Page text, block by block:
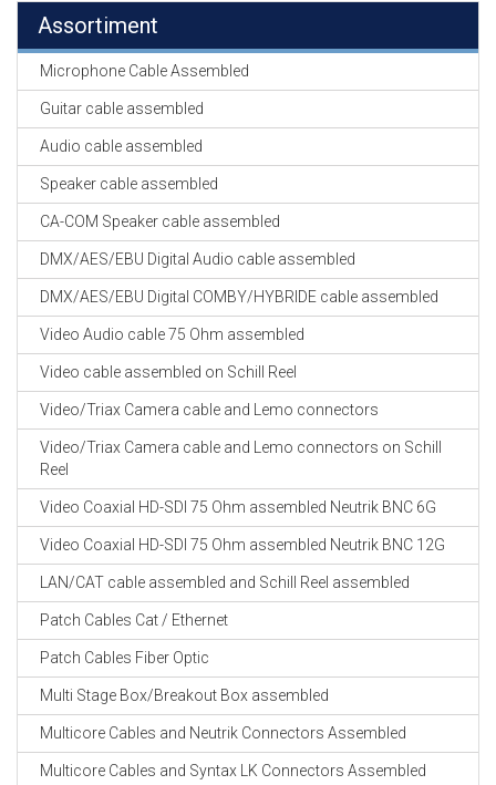
Assortiment
Microphone Cable Assembled
Guitar cable assembled
Audio cable assembled
Speaker cable assembled
CA-COM Speaker cable assembled
DMX/AES/EBU Digital Audio cable assembled
DMX/AES/EBU Digital COMBY/HYBRIDE cable assembled
Video Audio cable 75 Ohm assembled
Video cable assembled on Schill Reel
Video/Triax Camera cable and Lemo connectors
Video/Triax Camera cable and Lemo connectors on Schill
Reel
Video Coaxial HD-SDI 75 Ohm assembled Neutrik BNC 6G
Video Coaxial HD-SDI 75 Ohm assembled Neutrik BNC 12G
LAN/CAT cable assembled and Schill Reel assembled
Patch Cables Cat / Ethernet
Patch Cables Fiber Optic
Multi Stage Box/Breakout Box assembled
Multicore Cables and Neutrik Connectors Assembled
Multicore Cables and Syntax LK Connectors Assembled